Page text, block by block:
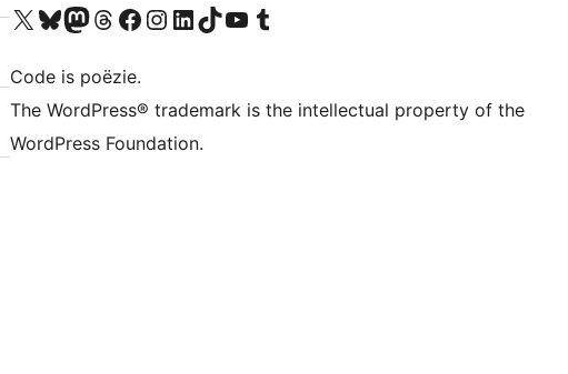
Bezoek ons X (voorheen Twitter) account
Bezoek ons Bluesky account
Bezoek ons Mastodon account
Bezoek ons Threads account
Onze Facebook pagina bezoeken
Bezoek ons Instagram account
Bezoek ons LinkedIn account
Bezoek ons TikTok account
Bezoek ons YouTube kanaalBezoek ons Tumblr account
Code is poëzie.
The WordPress® trademark is the intellectual property of the
WordPress Foundation.